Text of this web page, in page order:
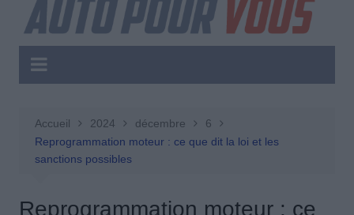
Accueil 2024 décembre
6
Reprogrammation moteur : ce que dit la loi et les
sanctions possibles
Reprogrammation moteur : ce